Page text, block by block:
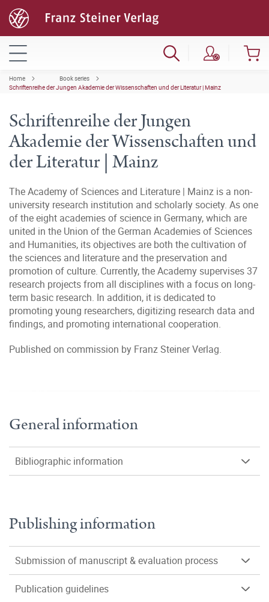
Home
Book series
Schriftenreihe der Jungen Akademie der Wissenschaften und der Literatur | Mainz
Schriftenreihe der Jungen
Akademie der Wissenschaften und
der Literatur | Mainz
The Academy of Sciences and Literature | Mainz is a non-
university research institution and scholarly society. As one
of the eight academies of science in Germany, which are
united in the Union of the German Academies of Sciences
and Humanities, its objectives are both the cultivation of
the sciences and literature and the preservation and
promotion of culture. Currently, the Academy supervises 37
research projects from all disciplines with a focus on long-
term basic research. In addition, it is dedicated to
promoting young researchers, digitizing research data and
findings, and promoting international cooperation.
Published on commission by Franz Steiner Verlag.
General information
Bibliographic information
Publishing information
Submission of manuscript & evaluation process
Publication guidelines